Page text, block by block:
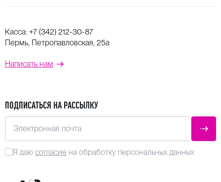
Касса: +7 (342) 212-30-87
Пермь, Петропавловская, 25а
Написать нам
ПОДПИСАТЬСЯ НА РАССЫЛКУ
Электронная почта
Я даю согласие на обработку персональных данных